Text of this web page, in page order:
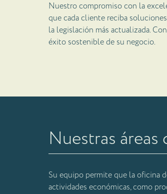
Nuestro compromiso con la
que cada cliente reciba
la legislación más actualizada.
éxito sostenible de su negocio.
Nuestras
Su equipo permite que la oficina
actividades económicas, como